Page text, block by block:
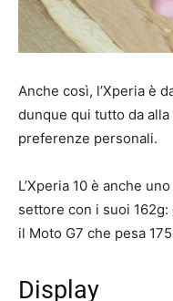
Anche così, l’Xperia è
dunque qui tutto da alla
preferenze personali.
L’Xperia 10 è anche
settore con i suoi
il Moto G7 che pesa
Display